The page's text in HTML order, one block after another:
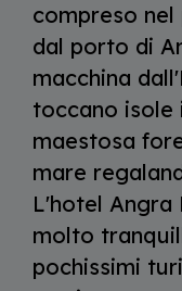
compreso
dal porto di
macchina
toccano isole
maestosa
mare
L'hotel Angra
molto
pochissimi